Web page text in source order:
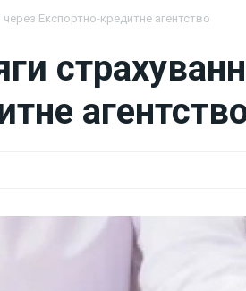
Експортно-кредитне агентство